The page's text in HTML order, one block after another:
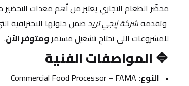
محضّر الطعام التجاري يعتبر من أهم معدات
شركة إيجي تريد ضمن حلولها الاحترافية
للمشروعات اللي تحتاج تشغيل مستمر ومتوفر الآن.
🔷 المواصفات الفنية
النوع: